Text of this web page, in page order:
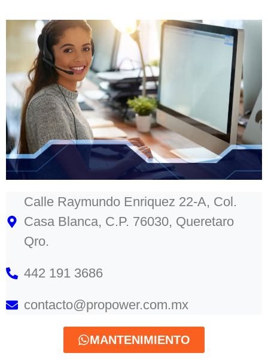
Calle Raymundo Enriquez 22-A, Col.
Casa Blanca, C.P. 76030, Queretaro
Qro.
442 191 3686
contacto@propower.com.mx
MANTENIMIENTO